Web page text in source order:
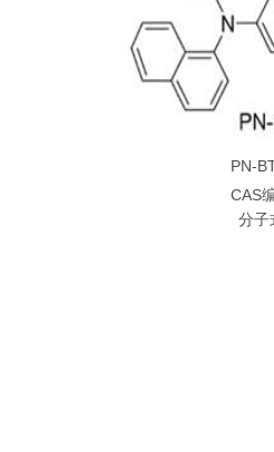
PN-
CAS
分子